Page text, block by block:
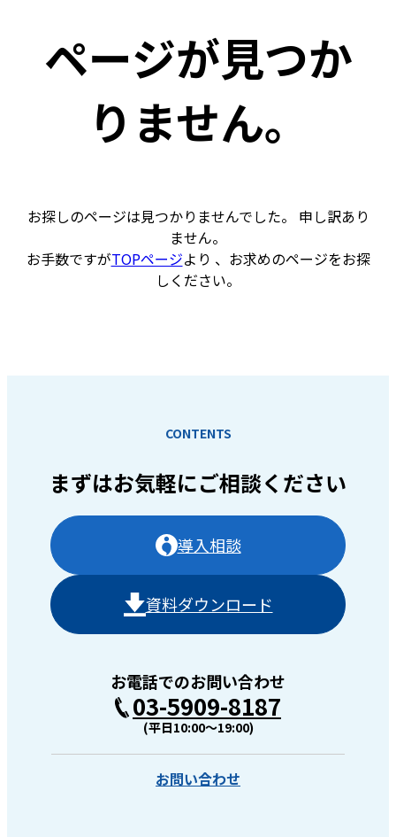
ページが見つか
りません。
お探しのページは見つかりませんでした。 申し訳あり
ません。
お手数ですがTOPページより 、お求めのページをお探
しください。
CONTENTS
まずはお気軽にご相談ください
導入相談
資料ダウンロード
お電話でのお問い合わせ
03-5909-8187
(平日10:00〜19:00)
お問い合わせ